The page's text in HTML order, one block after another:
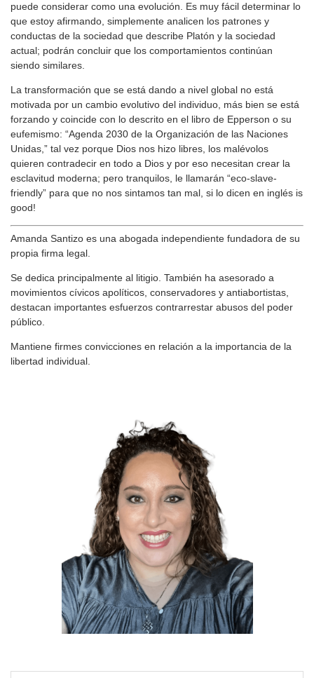
puede considerar como una evolución. Es muy fácil determinar lo
que estoy afirmando, simplemente analicen los patrones y
conductas de la sociedad que describe Platón y la sociedad
actual; podrán concluir que los comportamientos continúan
siendo similares.
La transformación que se está dando a nivel global no está
motivada por un cambio evolutivo del individuo, más bien se está
forzando y coincide con lo descrito en el libro de Epperson o su
eufemismo: “Agenda 2030 de la Organización de las Naciones
Unidas,” tal vez porque Dios nos hizo libres, los malévolos
quieren contradecir en todo a Dios y por eso necesitan crear la
esclavitud moderna; pero tranquilos, le llamarán “eco-slave-
friendly” para que no nos sintamos tan mal, si lo dicen en inglés is
good!
Amanda Santizo es una abogada independiente fundadora de su
propia firma legal.
Se dedica principalmente al litigio. También ha asesorado a
movimientos cívicos apolíticos, conservadores y antiabortistas,
destacan importantes esfuerzos contrarrestar abusos del poder
público.
Mantiene firmes convicciones en relación a la importancia de la
libertad individual.